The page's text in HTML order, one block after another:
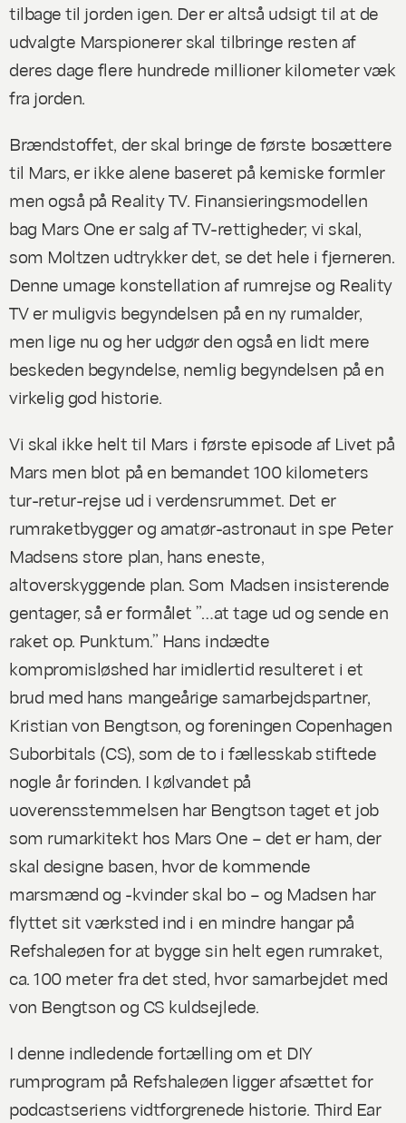
tilbage til jorden igen. Der er altså udsigt til at de
udvalgte Marspionerer skal tilbringe resten af
deres dage flere hundrede millioner kilometer væk
fra jorden.
Brændstoffet, der skal bringe de første bosættere
til Mars, er ikke alene baseret på kemiske formler
men også på Reality TV. Finansieringsmodellen
bag Mars One er salg af TV-rettigheder; vi skal,
som Moltzen udtrykker det, se det hele i fjerneren.
Denne umage konstellation af rumrejse og Reality
TV er muligvis begyndelsen på en ny rumalder,
men lige nu og her udgør den også en lidt mere
beskeden begyndelse, nemlig begyndelsen på en
virkelig god historie.
Vi skal ikke helt til Mars i første episode af Livet på
Mars men blot på en bemandet 100 kilometers
tur-retur-rejse ud i verdensrummet. Det er
rumraketbygger og amatør-astronaut in spe Peter
Madsens store plan, hans eneste,
altoverskyggende plan. Som Madsen insisterende
gentager, så er formålet ”…at tage ud og sende en
raket op. Punktum.” Hans indædte
kompromisløshed har imidlertid resulteret i et
brud med hans mangeårige samarbejdspartner,
Kristian von Bengtson, og foreningen Copenhagen
Suborbitals (CS), som de to i fællesskab stiftede
nogle år forinden. I kølvandet på
uoverensstemmelsen har Bengtson taget et job
som rumarkitekt hos Mars One – det er ham, der
skal designe basen, hvor de kommende
marsmænd og -kvinder skal bo – og Madsen har
flyttet sit værksted ind i en mindre hangar på
Refshaleøen for at bygge sin helt egen rumraket,
ca. 100 meter fra det sted, hvor samarbejdet med
von Bengtson og CS kuldsejlede.
I denne indledende fortælling om et DIY
rumprogram på Refshaleøen ligger afsættet for
podcastseriens vidtforgrenede historie. Third Ear